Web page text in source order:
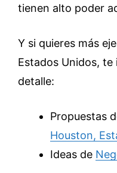
tienen alto poder
Y si quieres más
Estados Unidos, te
detalle:
Propuestas
Houston,
Ideas de